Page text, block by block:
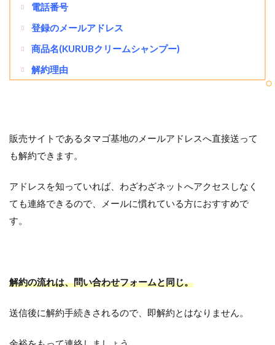
電話番号
登録のメールアドレス
商品名(KURUBクリームシャンプー)
解約理由
販売サイトであるタマゴ基地のメールアドレスへ直接送って
も解約できます。
アドレスを知っていれば、わざわざネットへアクセスしなく
ても連絡できるので、メールに慣れている方におすすめで
す。
解約の流れは、問い合わせフォームと同じ。
送信後に解約手続きされるので、即解約とはなりません。